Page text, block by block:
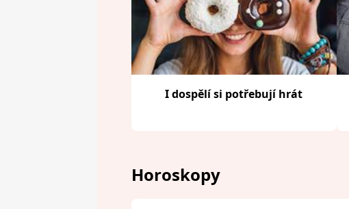
I dospělí si potřebují hrát
Horoskopy